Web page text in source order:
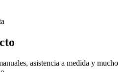
asistencia a medida y mucho